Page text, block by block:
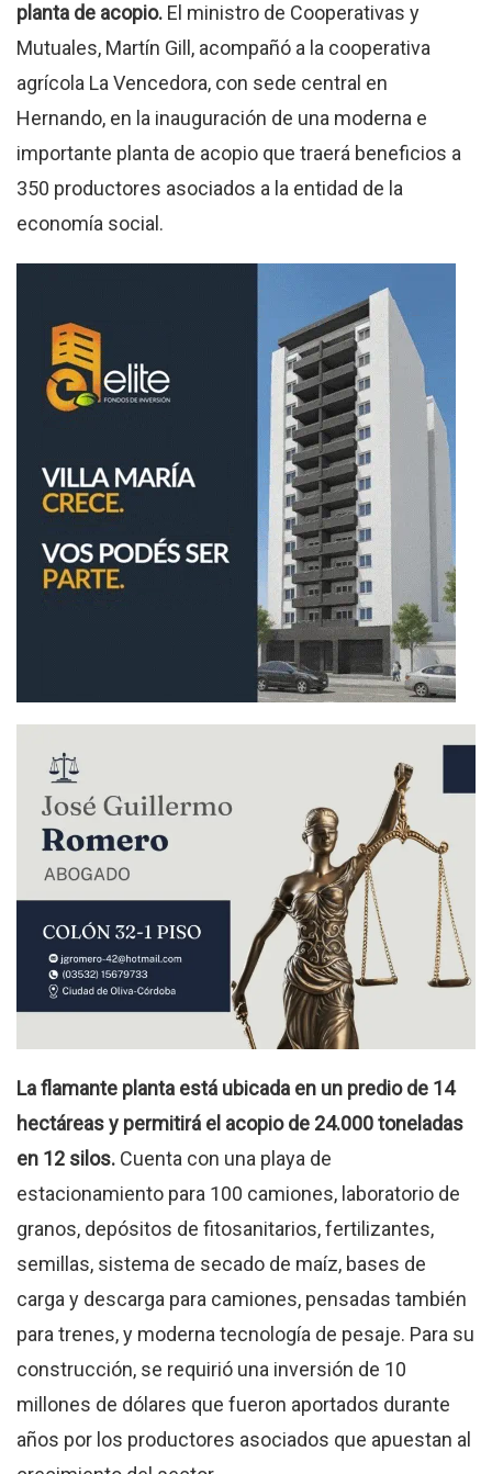
planta de acopio. El ministro de Cooperativas y
Mutuales, Martín Gill, acompañó a la cooperativa
agrícola La Vencedora, con sede central en
Hernando, en la inauguración de una moderna e
importante planta de acopio que traerá beneficios a
350 productores asociados a la entidad de la
economía social.
La flamante planta está ubicada en un predio de 14
hectáreas y permitirá el acopio de 24.000 toneladas
en 12 silos. Cuenta con una playa de
estacionamiento para 100 camiones, laboratorio de
granos, depósitos de fitosanitarios, fertilizantes,
semillas, sistema de secado de maíz, bases de
carga y descarga para camiones, pensadas también
para trenes, y moderna tecnología de pesaje. Para su
construcción, se requirió una inversión de 10
millones de dólares que fueron aportados durante
años por los productores asociados que apuestan al